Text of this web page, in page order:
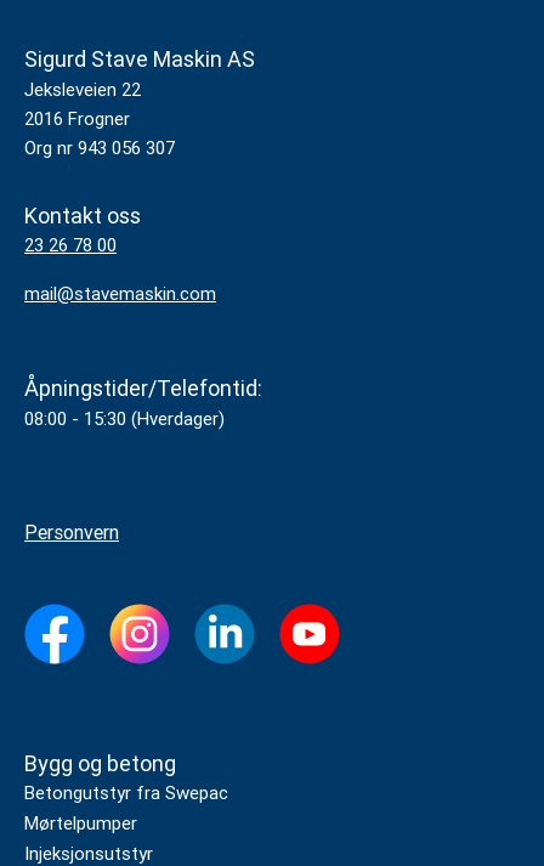
Sigurd Stave Maskin AS
Jeksleveien 22
2016 Frogner
Org nr 943 056 307
Kontakt oss
23 26 78 00
mail@stavemaskin.com
Åpningstider/Telefontid:
08:00 - 15:30 (Hverdager)
Personvern
Bygg og betong
Betongutstyr fra Swepac
Mørtelpumper
Injeksjonsutstyr